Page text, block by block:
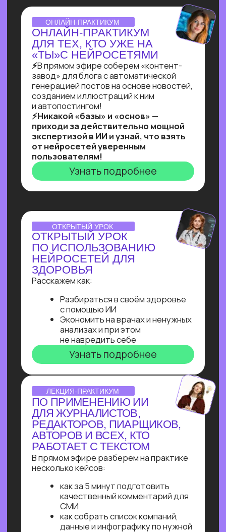
поделиться самыми свежими данными
Узнать подробнее
ОNLINE-ПРАКТИКУМ
ПО СОЗДАНИЮ ИИ-
АДМИНИСТРАТОРА
Собираем многофункционального ИИ-
администратора для салона красоты
за 60 минут!
Ты увидишь, как и с помощью чего
реализовывать такие решения,
и узнаешь, как найти 10+ заказчиков
на них даже без опыта работы!
Узнать подробнее
Узнайте, как освоить классическое
программирование и востребованные
методы разработкив 2−4 раза быстрее
с помощью нейросетей и no-соde
инструментов!
— Узнайте, как с нуля начать
зарабатывать на чат-ботах и уже через
пару месяцев и выйти на 100 т.р.
за проект, создавая востребованные
Нейросети 28
IT-профессии 16
Для детей 8
Естественный интеллект 1
Высшее образование 2
Промпт-инжиниринг
Чат-боты
Вайб-кодинг